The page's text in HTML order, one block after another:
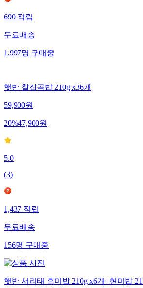
690적립
무료배송
1,997명구매중
햇반 찰잡곡밥 210g x36개
59,900원
20%47,900원
5.0
(3)
1,437적립
무료배송
156명구매중
햇반 서리태 흑미밥 210g x6개+현미밥